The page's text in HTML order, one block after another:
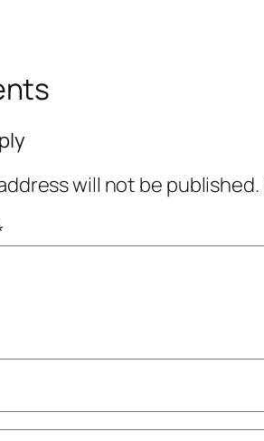
will not be published.